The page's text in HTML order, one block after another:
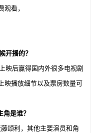
看，
开播的？
映后赢得国内外很多电视剧
映播放细节以及票房数量可
是谁？
颂利，其他主要演员和角